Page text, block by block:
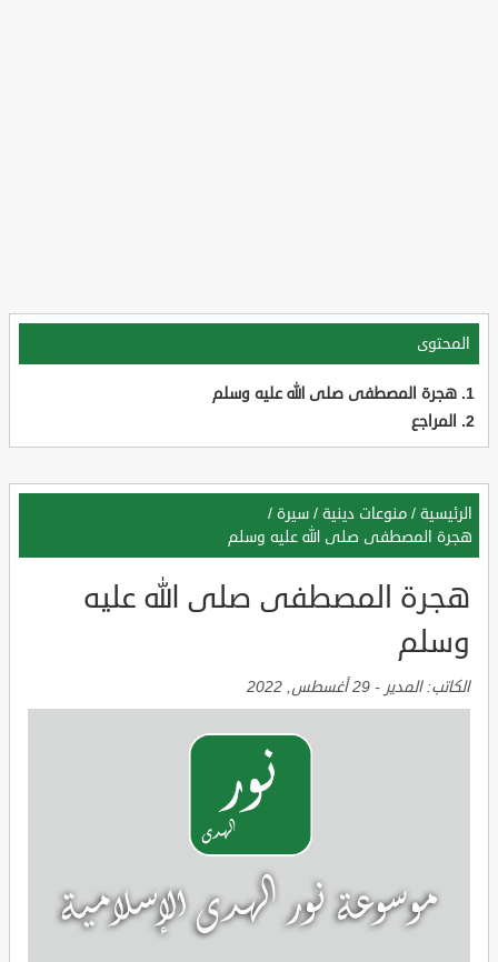
المحتوى
هجرة المصطفى صلى الله عليه وسلم
المراجع
الرئيسية / منوعات دينية / سيرة /
هجرة المصطفى صلى الله عليه وسلم
هجرة المصطفى صلى الله عليه
وسلم
الكاتب:المدير - 29 أغسطس, 2022